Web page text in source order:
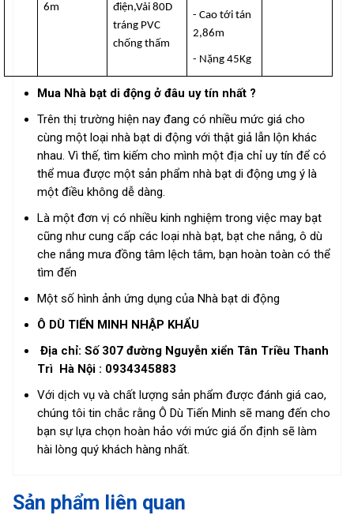
6m
điện,Vải 80D
tráng PVC
chống thấm
- Cao tới tán
2,86m
- Nặng 45Kg
Mua Nhà bạt di động ở đâu uy tín nhất ?
Trên thị trường hiện nay đang có nhiều mức giá cho
cùng một loại nhà bạt di động với thật giả lẫn lộn khác
nhau. Vì thế, tìm kiếm cho mình một địa chỉ uy tín để có
thể mua được một sản phẩm nhà bạt di động ưng ý là
một điều không dễ dàng.
Là một đơn vị có nhiều kinh nghiệm trong việc may bạt
cũng như cung cấp các loại nhà bạt, bạt che nắng, ô dù
che nắng mưa đồng tâm lệch tâm, bạn hoàn toàn có thể
tìm đến
Một số hình ảnh ứng dụng của Nhà bạt di động
Ô DÙ TIẾN MINH NHẬP KHẨU
Địa chỉ: Số 307 đường Nguyễn xiển Tân Triều Thanh
Trì Hà Nội : 0934345883
Với dịch vụ và chất lượng sản phẩm được đánh giá cao,
chúng tôi tin chắc rằng Ô Dù Tiến Minh sẽ mang đến cho
bạn sự lựa chọn hoàn hảo với mức giá ổn định sẽ làm
hài lòng quý khách hàng nhất.
Sản phẩm liên quan